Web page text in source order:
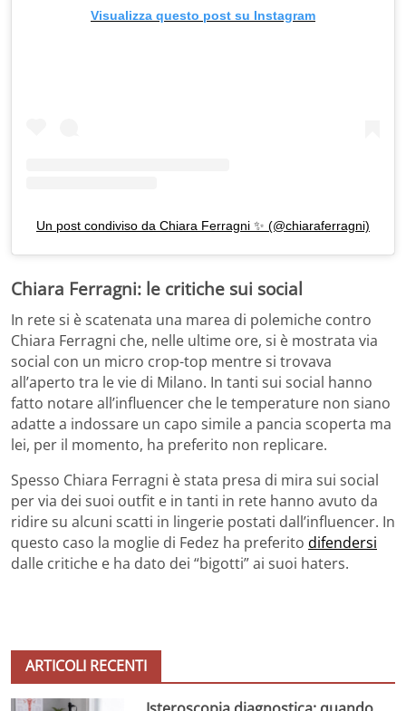
Visualizza questo post su Instagram
Un post condiviso da Chiara Ferragni ✨ (@chiaraferragni)
Chiara Ferragni: le critiche sui social
In rete si è scatenata una marea di polemiche contro
Chiara Ferragni che, nelle ultime ore, si è mostrata via
social con un micro crop-top mentre si trovava
all’aperto tra le vie di Milano. In tanti sui social hanno
fatto notare all’influencer che le temperature non siano
adatte a indossare un capo simile a pancia scoperta ma
lei, per il momento, ha preferito non replicare.
Spesso Chiara Ferragni è stata presa di mira sui social
per via dei suoi outfit e in tanti in rete hanno avuto da
ridire su alcuni scatti in lingerie postati dall’influencer. In
questo caso la moglie di Fedez ha preferito difendersi
dalle critiche e ha dato dei “bigotti” ai suoi haters.
ARTICOLI RECENTI